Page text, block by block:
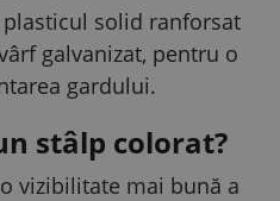
plasticul solid ranforsat
galvanizat, pentru o
gardului.
stâlp colorat?
vizibilitate mai bună a